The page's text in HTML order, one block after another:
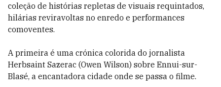
coleção de histórias repletas de visuais requintados,
hilárias reviravoltas no enredo e performances
comoventes.
A primeira é uma crónica colorida do jornalista
Herbsaint Sazerac (Owen Wilson) sobre Ennui-sur-
Blasé, a encantadora cidade onde se passa o filme.